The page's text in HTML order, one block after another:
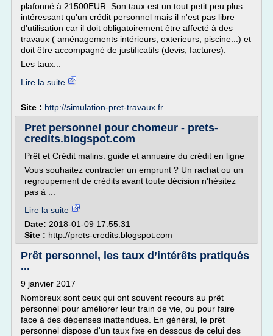
plafonné à 21500EUR. Son taux est un tout petit peu plus
intéressant qu'un crédit personnel mais il n'est pas libre
d'utilisation car il doit obligatoirement être affecté à des
travaux ( aménagements intérieurs, exterieurs, piscine...) et
doit être accompagné de justificatifs (devis, factures).
Les taux...
Lire la suite
Site : http://simulation-pret-travaux.fr
Pret personnel pour chomeur - prets-
credits.blogspot.com
Prêt et Crédit malins: guide et annuaire du crédit en ligne
Vous souhaitez contracter un emprunt ? Un rachat ou un
regroupement de crédits avant toute décision n'hésitez
pas à ...
Lire la suite
Date: 2018-01-09 17:55:31
Site : http://prets-credits.blogspot.com
Prêt personnel, les taux d’intérêts pratiqués
...
9 janvier 2017
Nombreux sont ceux qui ont souvent recours au prêt
personnel pour améliorer leur train de vie, ou pour faire
face à des dépenses inattendues. En général, le prêt
personnel dispose d'un taux fixe en dessous de celui des